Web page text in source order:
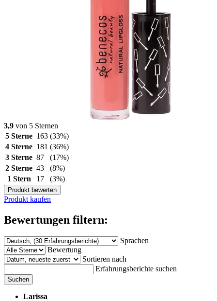
3,9 von 5 Sternen
5 Sterne 163 (33%)
4 Sterne 181 (36%)
3 Sterne 87
(17%)
2 Sterne 43
(8%)
1 Stern
17 (3%)
Produkt bewerten
Produkt kaufen
Bewertungen filtern:
Sprachen
Bewertung
Sortieren nach
Erfahrungsberichte suchen
Suchen
Larissa